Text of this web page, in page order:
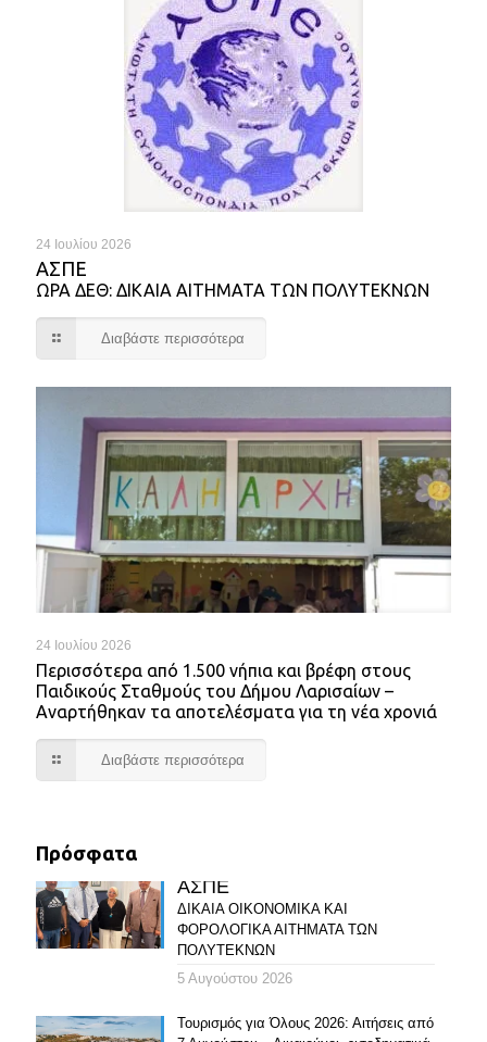
24 Ιουλίου 2026
ΑΣΠΕ
ΩΡΑ ΔΕΘ: ΔΙΚΑΙΑ ΑΙΤΗΜΑΤΑ ΤΩΝ ΠΟΛΥΤΕΚΝΩΝ
Διαβάστε περισσότερα
24 Ιουλίου 2026
Περισσότερα από 1.500 νήπια και βρέφη στους
Παιδικούς Σταθμούς του Δήμου Λαρισαίων –
Αναρτήθηκαν τα αποτελέσματα για τη νέα χρονιά
Διαβάστε περισσότερα
Πρόσφατα
ΑΣΠΕ
ΔΙΚΑΙΑ ΟΙΚΟΝΟΜΙΚΑ ΚΑΙ
ΦΟΡΟΛΟΓΙΚΑ ΑΙΤΗΜΑΤΑ ΤΩΝ
ΠΟΛΥΤΕΚΝΩΝ
5 Αυγούστου 2026
Τουρισμός για Όλους 2026: Αιτήσεις από